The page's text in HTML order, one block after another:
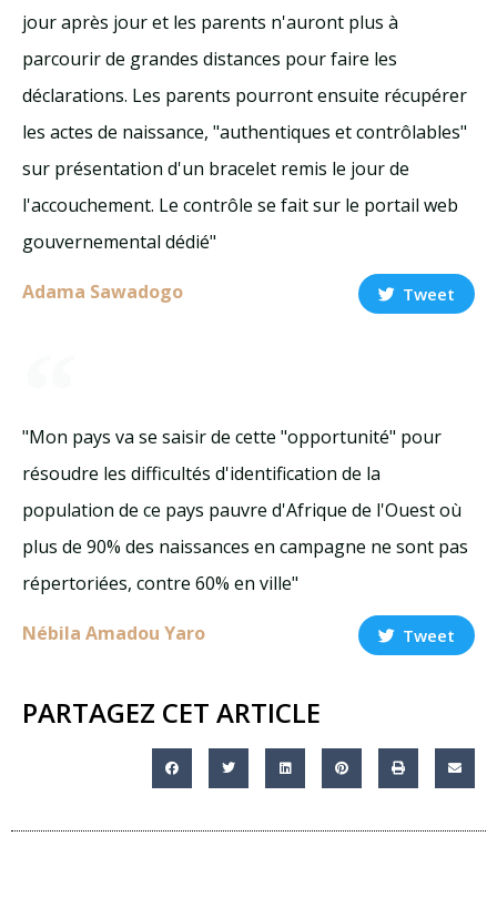
jour après jour et les parents n'auront plus à
parcourir de grandes distances pour faire les
déclarations. Les parents pourront ensuite récupérer
les actes de naissance, "authentiques et contrôlables"
sur présentation d'un bracelet remis le jour de
l'accouchement. Le contrôle se fait sur le portail web
gouvernemental dédié"
Adama Sawadogo Tweet
"Mon pays va se saisir de cette "opportunité" pour
résoudre les difficultés d'identification de la
population de ce pays pauvre d'Afrique de l'Ouest où
plus de 90% des naissances en campagne ne sont pas
répertoriées, contre 60% en ville"
Nébila Amadou Yaro Tweet
PARTAGEZ CET ARTICLE